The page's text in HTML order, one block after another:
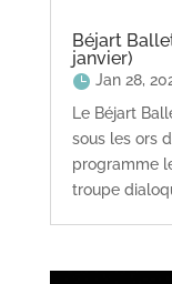
Béjart
janvier)
Jan 28,
Le Béjart
sous les ors
programme
troupe